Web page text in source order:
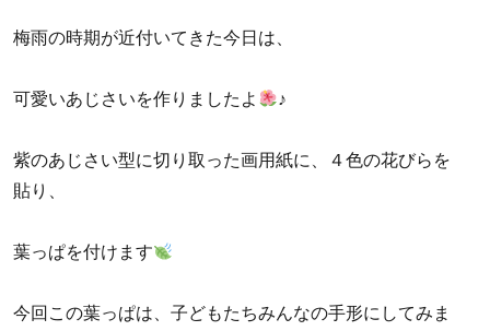
梅雨の時期が近付いてきた今日は、
可愛いあじさいを作りましたよ ♪
紫のあじさい型に切り取った画用紙に、４色の花びらを
貼り、
葉っぱを付けます
今回この葉っぱは、子どもたちみんなの手形にしてみま